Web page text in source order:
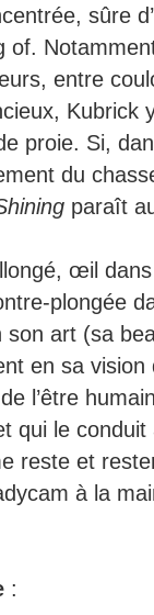
sûre
of.
entre
Kubrick
proie. Si,
du
paraît
œil
plongée
art (sa
en sa vision
l’être
qui le
reste et
à la
: